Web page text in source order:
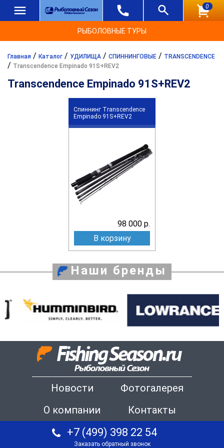
0
РЫБОЛОВНЫЕ ТУРЫ
Главная / Каталог / УДИЛИЩА / СПИННИНГОВЫЕ / TRANSCENDENCE
/ Transcendence Empinado 91S+REV2
Transcendence Empinado 91S+REV2
Спиннинг Transcendence
Empinado 91S+REV2
98 000 р.
В корзину
Наши бренды
Новости
Фотогалерея
О компании
Контакты
+7 (499) 398 22 54
Заказать обратный звонок